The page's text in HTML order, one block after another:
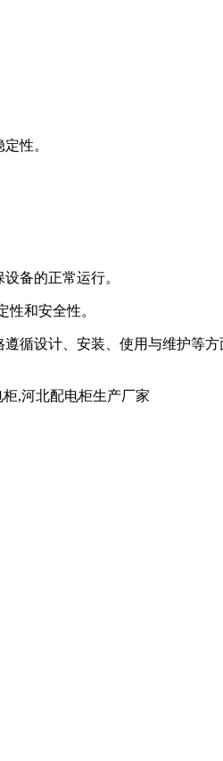
性。
备的正常运行。
和安全性。
循设计、安装、使用与维护等